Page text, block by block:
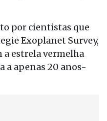
por cientistas que
Exoplanet Survey,
a estrela vermelha
a apenas 20 anos-